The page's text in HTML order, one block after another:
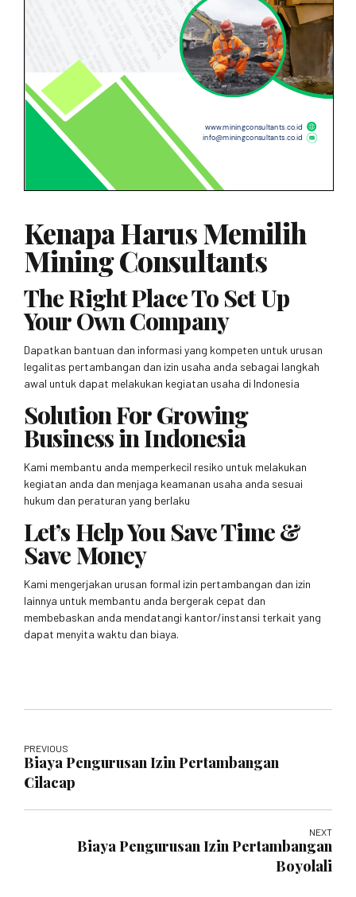
Kenapa Harus Memilih
Mining Consultants
The Right Place To Set Up
Your Own Company
Dapatkan bantuan dan informasi yang kompeten untuk urusan
legalitas pertambangan dan izin usaha anda sebagai langkah
awal untuk dapat melakukan kegiatan usaha di Indonesia
Solution For Growing
Business in Indonesia
Kami membantu anda memperkecil resiko untuk melakukan
kegiatan anda dan menjaga keamanan usaha anda sesuai
hukum dan peraturan yang berlaku
Let’s Help You Save Time &
Save Money
Kami mengerjakan urusan formal izin pertambangan dan izin
lainnya untuk membantu anda bergerak cepat dan
membebaskan anda mendatangi kantor/instansi terkait yang
dapat menyita waktu dan biaya.
PREVIOUS
Biaya Pengurusan Izin Pertambangan
Cilacap
NEXT
Biaya Pengurusan Izin Pertambangan
Boyolali